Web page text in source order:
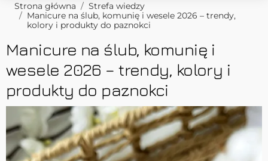
Strona główna / Strefa wiedzy
/ Manicure na ślub, komunię i wesele 2026 – trendy,
kolory i produkty do paznokci
Manicure na ślub, komunię i
wesele 2026 – trendy, kolory i
produkty do paznokci